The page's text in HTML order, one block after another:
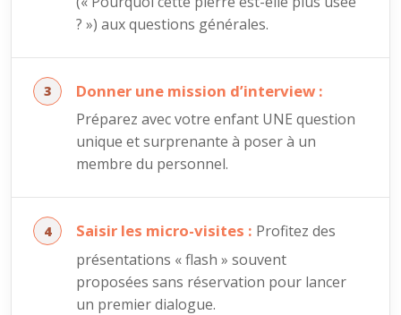
? ») aux questions générales.
Donner une mission d’interview :
Préparez avec votre enfant UNE question
unique et surprenante à poser à un
membre du personnel.
Saisir les micro-visites : Profitez des
présentations « flash » souvent
proposées sans réservation pour lancer
un premier dialogue.